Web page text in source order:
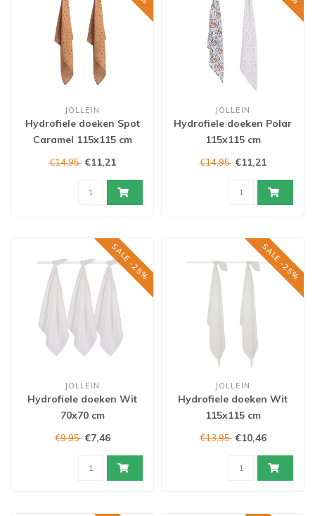
JOLLEIN
Hydrofiele doeken Spot
Caramel 115x115 cm
€14,95 €11,21
JOLLEIN
Hydrofiele doeken Polar
115x115 cm
€14,95 €11,21
SALE -25%
JOLLEIN
Hydrofiele doeken Wit
70x70 cm
€9,95 €7,46
SALE -25%
JOLLEIN
Hydrofiele doeken Wit
115x115 cm
€13,95 €10,46